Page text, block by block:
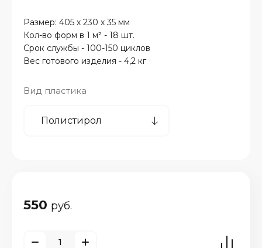
Размер: 405 х 230 х 35 мм
Кол-во форм в 1 м² - 18 шт.
Срок службы - 100-150 циклов
Вес готового изделия - 4,2 кг
Вид пластика
550 руб.